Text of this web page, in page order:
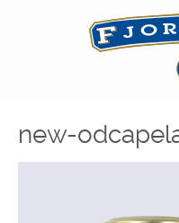
new-